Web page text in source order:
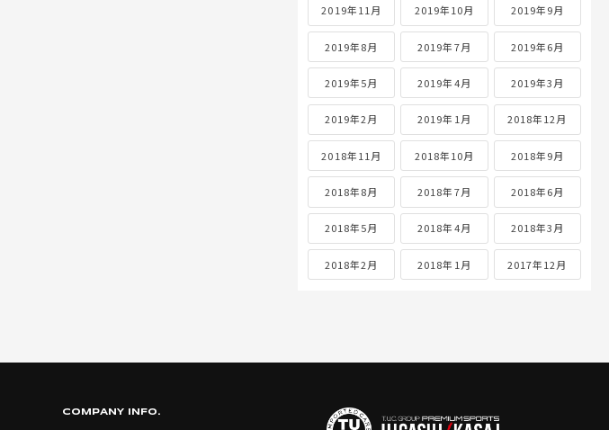
2019年11月 2019年10月 2019年9月
2019年8月 2019年7月 2019年6月
2019年5月 2019年4月 2019年3月
2019年2月 2019年1月 2018年12月
2018年11月 2018年10月 2018年9月
2018年8月 2018年7月 2018年6月
2018年5月 2018年4月 2018年3月
2018年2月 2018年1月 2017年12月
COMPANY INFO.